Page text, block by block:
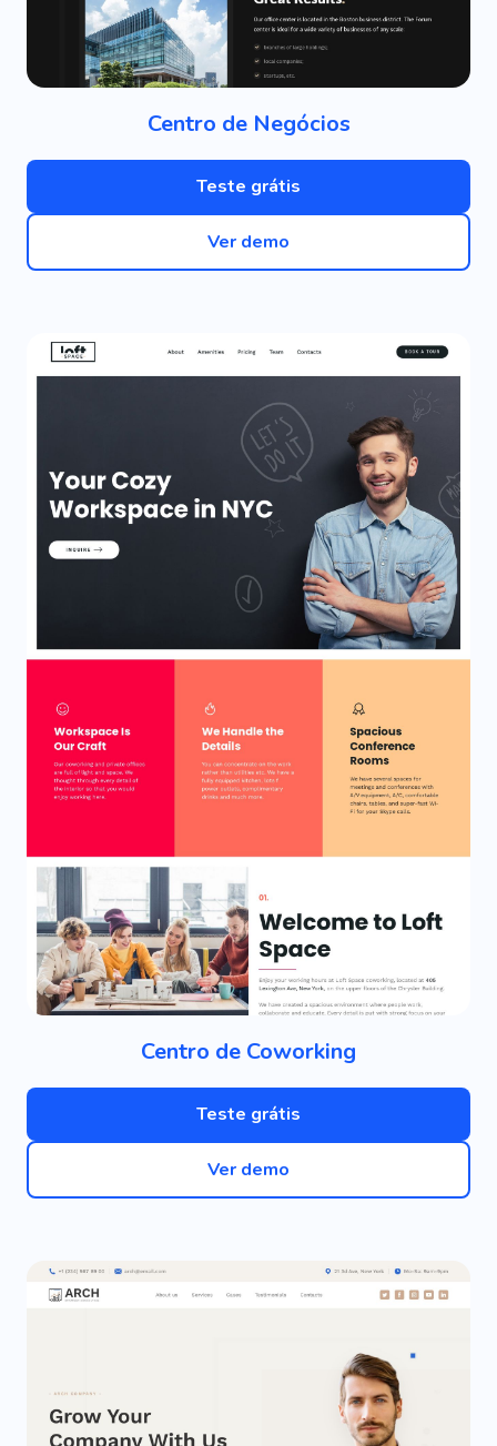
Centro de Negócios
Teste grátis
Ver demo
Centro de Coworking
Teste grátis
Ver demo